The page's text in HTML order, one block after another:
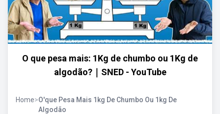
O que pesa mais: 1Kg de chumbo ou 1Kg de
algodão?｜SNED - YouTube
Home>O'que Pesa Mais 1kg De Chumbo Ou 1kg De
Algodão